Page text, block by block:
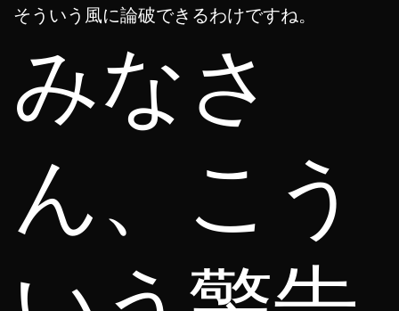
そういう風に論破できるわけですね。
みなさ
ん、こう